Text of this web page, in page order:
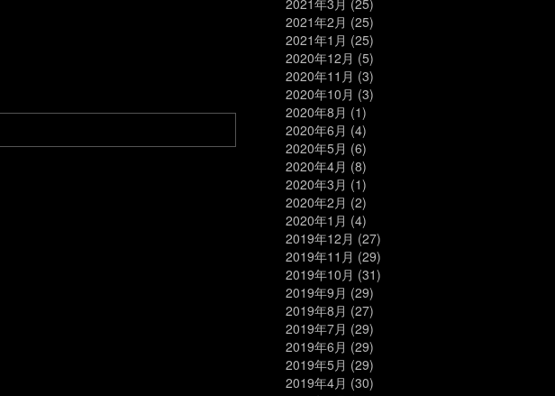
2021年3月 (25)
2021年2月 (25)
2021年1月 (25)
2020年12月 (5)
2020年11月 (3)
2020年10月 (3)
2020年8月 (1)
2020年6月 (4)
2020年5月 (6)
2020年4月 (8)
2020年3月 (1)
2020年2月 (2)
2020年1月 (4)
2019年12月 (27)
2019年11月 (29)
2019年10月 (31)
2019年9月 (29)
2019年8月 (27)
2019年7月 (29)
2019年6月 (29)
2019年5月 (29)
2019年4月 (30)